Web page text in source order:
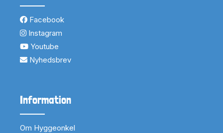
Facebook
Instagram
Youtube
Nyhedsbrev
Information
Om Hyggeonkel